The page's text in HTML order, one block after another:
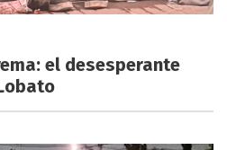
el desesperante